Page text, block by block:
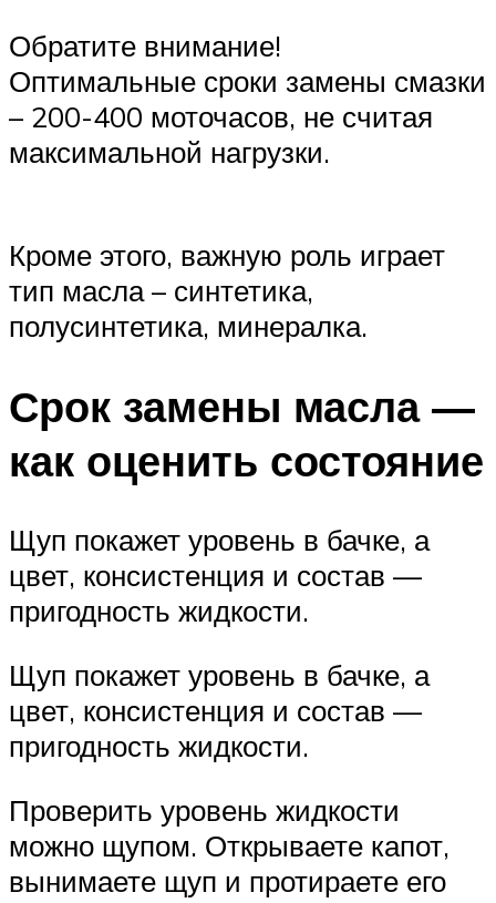
Обратите внимание!
Оптимальные сроки замены смазки
– 200-400 моточасов, не считая
максимальной нагрузки.
Кроме этого, важную роль играет
тип масла – синтетика,
полусинтетика, минералка.
Срок замены масла —
как оценить состояние
Щуп покажет уровень в бачке, а
цвет, консистенция и состав —
пригодность жидкости.
Щуп покажет уровень в бачке, а
цвет, консистенция и состав —
пригодность жидкости.
Проверить уровень жидкости
можно щупом. Открываете капот,
вынимаете щуп и протираете его